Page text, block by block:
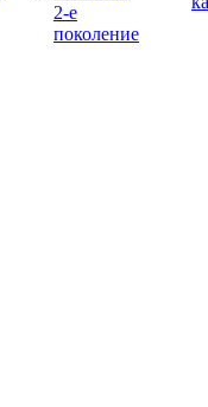
2-е
поколение